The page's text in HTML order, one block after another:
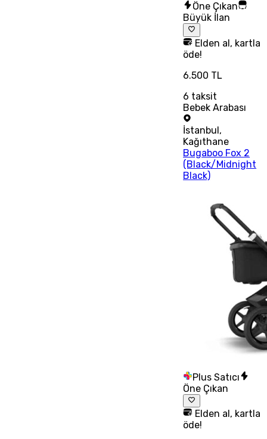
Öne Çıkan
Büyük İlan
Elden al, kartla
öde!
6.500 TL
6 taksit
Bebek Arabası
İstanbul,
Kağıthane
Bugaboo Fox 2
(Black/Midnight
Black)
Plus Satıcı
Öne Çıkan
Elden al, kartla
öde!